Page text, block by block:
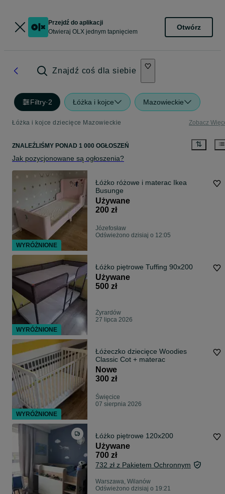
Przejdź do aplikacji
Otwieraj OLX jednym tapnięciem
Otwórz
Znajdź coś dla siebie
Filtry·2 Łóżka i kojce Mazowieckie
Łóżka i kojce dziecięce Mazowieckie Zobacz
ZNALEŹLIŚMY PONAD 1 000 OGŁOSZEŃ
Jak pozycjonowane są ogłoszenia?
Łóżko różowe i materac Ikea
Busunge
Używane
200 zł
Józefosław
Odświeżono dzisiaj o 12:05
Łóżko piętrowe Tuffing 90x200
Używane
500 zł
Żyrardów
27 lipca 2026
Łóżeczko dziecięce Woodies
Classic Cot + materac
Nowe
300 zł
Święcice
07 sierpnia 2026
Łóżko piętrowe 120x200
Używane
700 zł
732 zł z Pakietem Ochronnym
Warszawa, Wilanów
Odświeżono dzisiaj o 19:21
WYRÓŻNIONE
WYRÓŻNIONE
WYRÓŻNIONE